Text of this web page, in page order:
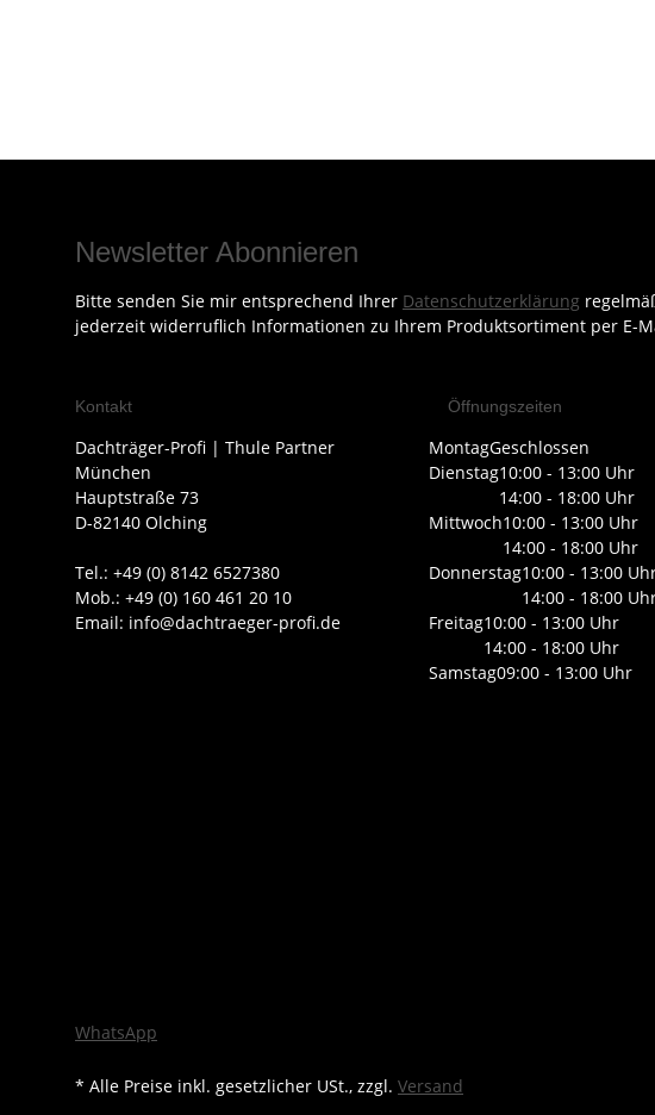
Newsletter Abonnieren
Bitte senden Sie mir entsprechend Ihrer Datenschutzerklärung
jederzeit widerruflich Informationen zu Ihrem Produktsortiment per E-
Kontakt
Dachträger-Profi | Thule Partner
München
Hauptstraße 73
D-82140 Olching
Tel.: +49 (0) 8142 6527380
Mob.: +49 (0) 160 461 20 10
Email: info@dachtraeger-profi.de
WhatsApp
Öffnungszeiten
MontagGeschlossen
Dienstag10:00 - 13:00 Uhr
14:00 - 18:00 Uhr
Mittwoch10:00 - 13:00 Uhr
14:00 - 18:00 Uhr
Donnerstag10:00 - 13:00
14:00 - 18:00
Freitag10:00 - 13:00 Uhr
14:00 - 18:00 Uhr
Samstag09:00 - 13:00 Uhr
* Alle Preise inkl. gesetzlicher USt., zzgl. Versand